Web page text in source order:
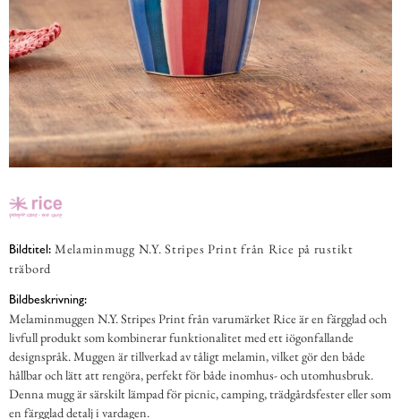
Bildtitel: Melaminmugg N.Y. Stripes Print från Rice på rustikt
träbord
Bildbeskrivning:
Melaminmuggen N.Y. Stripes Print från varumärket Rice är en färgglad och
livfull produkt som kombinerar funktionalitet med ett iögonfallande
designspråk. Muggen är tillverkad av tåligt melamin, vilket gör den både
hållbar och lätt att rengöra, perfekt för både inomhus- och utomhusbruk.
Denna mugg är särskilt lämpad för picnic, camping, trädgårdsfester eller som
en färgglad detalj i vardagen.